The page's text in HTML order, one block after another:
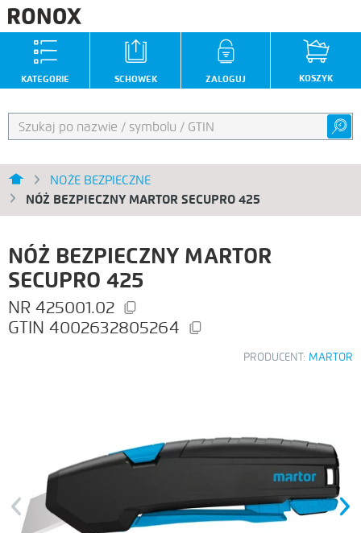
ZALOGUJ KOSZYK
SCHOWEK
KATEGORIE
NOŻE BEZPIECZNE
NÓŻ BEZPIECZNY MARTOR SECUPRO 425
NÓŻ BEZPIECZNY MARTOR
SECUPRO 425
425001.02
4002632805264
PRODUCENT: MARTOR
Previous Next